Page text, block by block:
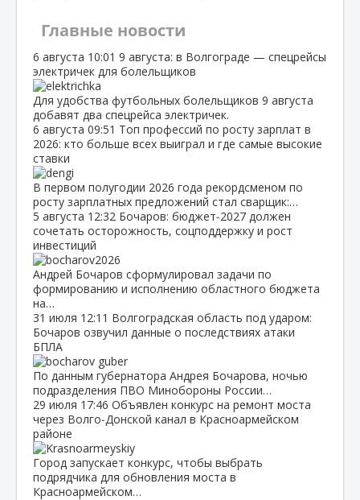
Главные новости
6 августа 10:01 9 августа: в Волгограде — спецрейсы
электричек для болельщиков
Для удобства футбольных болельщиков 9 августа
добавят два спецрейса электричек.
6 августа 09:51 Топ профессий по росту зарплат в
2026: кто больше всех выиграл и где самые высокие
ставки
В первом полугодии 2026 года рекордсменом по
росту зарплатных предложений стал сварщик:…
5 августа 12:32 Бочаров: бюджет‑2027 должен
сочетать осторожность, соцподдержку и рост
инвестиций
Андрей Бочаров сформулировал задачи по
формированию и исполнению областного бюджета
на…
31 июля 12:11 Волгоградская область под ударом:
Бочаров озвучил данные о последствиях атаки
БПЛА
По данным губернатора Андрея Бочарова, ночью
подразделения ПВО Минобороны России…
29 июля 17:46 Объявлен конкурс на ремонт моста
через Волго‑Донской канал в Красноармейском
районе
Город запускает конкурс, чтобы выбрать
подрядчика для обновления моста в
Красноармейском…